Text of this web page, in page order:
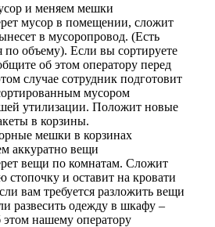
и меняем мешки
мусор в помещении, сложит
в мусоропровод. (Есть
по объему). Если вы сортируете
об этом оператору перед
случае сотрудник подготовит
мусором
утилизации. Положит новые
в корзины.
мешки в корзинах
аккуратно вещи
вещи по комнатам. Сложит
стопочку и оставит на кровати
вам требуется разложить вещи
развесить одежду в шкафу –
этом нашему оператору